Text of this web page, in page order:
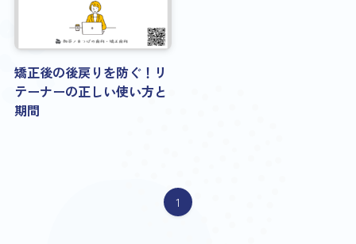
矯正後の後戻りを防ぐ！リ
テーナーの正しい使い方と
期間
1